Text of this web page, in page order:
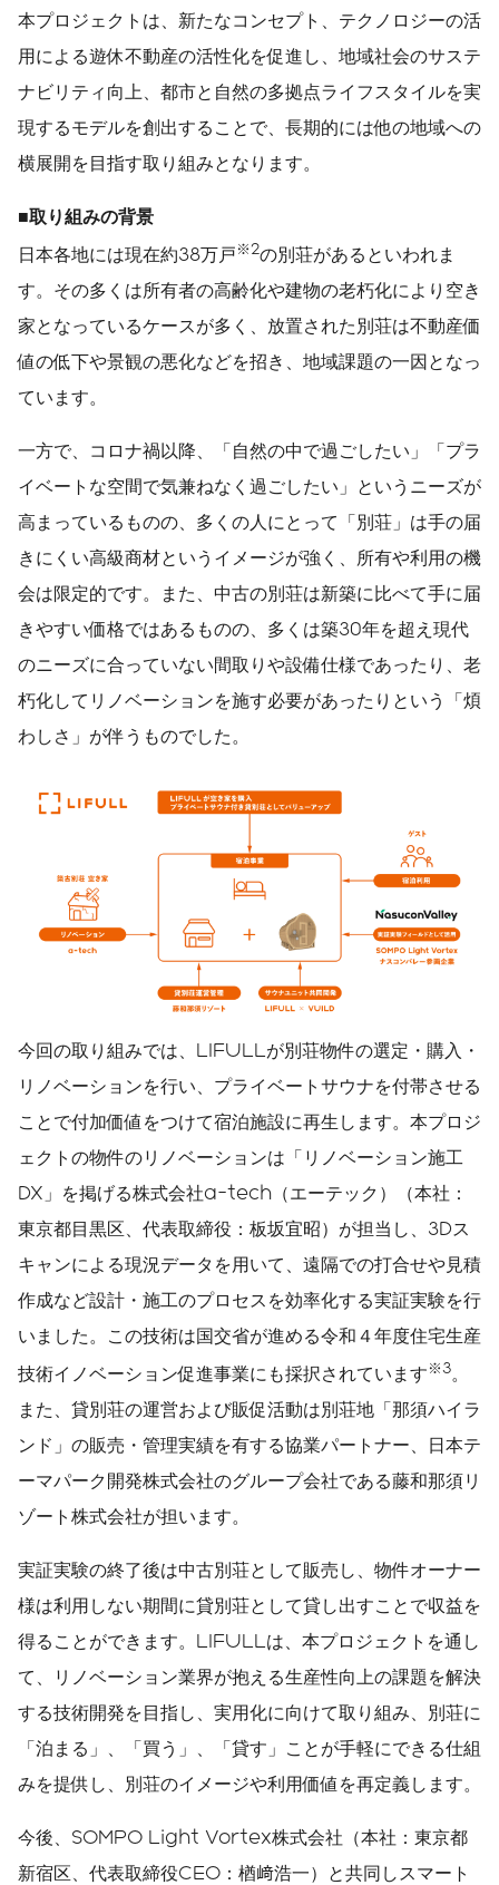
本プロジェクトは、新たなコンセプト、テクノロジーの活
用による遊休不動産の活性化を促進し、地域社会のサステ
ナビリティ向上、都市と自然の多拠点ライフスタイルを実
現するモデルを創出することで、長期的には他の地域への
横展開を目指す取り組みとなります。
■取り組みの背景
日本各地には現在約38万戸※2の別荘があるといわれま
す。その多くは所有者の高齢化や建物の老朽化により空き
家となっているケースが多く、放置された別荘は不動産価
値の低下や景観の悪化などを招き、地域課題の一因となっ
ています。
一方で、コロナ禍以降、「自然の中で過ごしたい」「プラ
イベートな空間で気兼ねなく過ごしたい」というニーズが
高まっているものの、多くの人にとって「別荘」は手の届
きにくい高級商材というイメージが強く、所有や利用の機
会は限定的です。また、中古の別荘は新築に比べて手に届
きやすい価格ではあるものの、多くは築30年を超え現代
のニーズに合っていない間取りや設備仕様であったり、老
朽化してリノベーションを施す必要があったりという「煩
わしさ」が伴うものでした。
今回の取り組みでは、LIFULLが別荘物件の選定・購入・
リノベーションを行い、プライベートサウナを付帯させる
ことで付加価値をつけて宿泊施設に再生します。本プロジ
ェクトの物件のリノベーションは「リノベーション施工
DX」を掲げる株式会社a-tech（エーテック）（本社：
東京都目黒区、代表取締役：板坂宜昭）が担当し、3Dス
キャンによる現況データを用いて、遠隔での打合せや見積
作成など設計・施工のプロセスを効率化する実証実験を行
いました。この技術は国交省が進める令和４年度住宅生産
技術イノベーション促進事業にも採択されています※3。
また、貸別荘の運営および販促活動は別荘地「那須ハイラ
ンド」の販売・管理実績を有する協業パートナー、日本テ
ーマパーク開発株式会社のグループ会社である藤和那須リ
ゾート株式会社が担います。
実証実験の終了後は中古別荘として販売し、物件オーナー
様は利用しない期間に貸別荘として貸し出すことで収益を
得ることができます。LIFULLは、本プロジェクトを通し
て、リノベーション業界が抱える生産性向上の課題を解決
する技術開発を目指し、実用化に向けて取り組み、別荘に
「泊まる」、「買う」、「貸す」ことが手軽にできる仕組
みを提供し、別荘のイメージや利用価値を再定義します。
今後、SOMPO Light Vortex株式会社（本社：東京都
新宿区、代表取締役CEO：楢﨑浩一）と共同しスマート